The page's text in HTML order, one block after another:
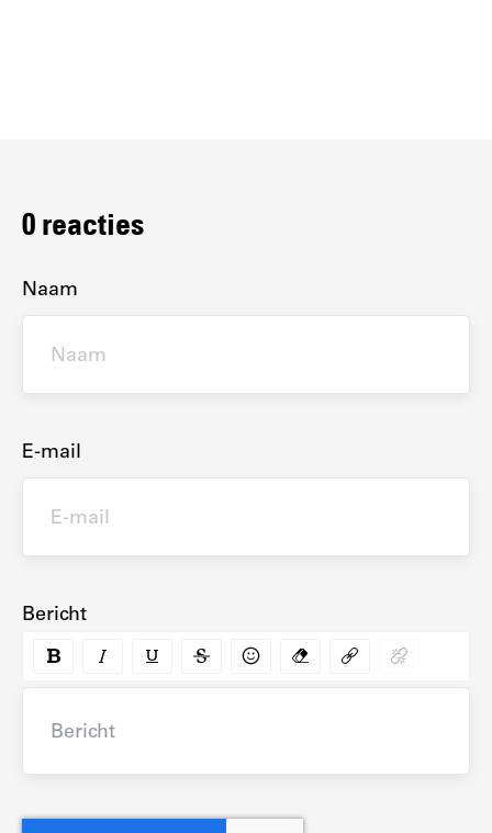
0 reacties
Naam
E-mail
Bericht
Bericht